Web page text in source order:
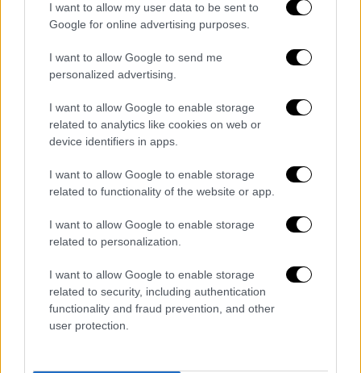
I want to allow my user data to be sent to
Google for online advertising purposes.
I want to allow Google to send me
personalized advertising.
I want to allow Google to enable storage
related to analytics like cookies on web or
device identifiers in apps.
I want to allow Google to enable storage
related to functionality of the website or app.
I want to allow Google to enable storage
related to personalization.
I want to allow Google to enable storage
related to security, including authentication
functionality and fraud prevention, and other
user protection.
δύο φορές βραβευμένος με Όσκαρ ηθοποιός
θυμήθηκε περιπτώσεις όπου: «Το πρώτο
πράγμα που βλέπω το πρωί είναι τα μάτια να
αναρωτιούνται τι θα κάνω για να τα κάνω
ευτυχισμένα εκείνη την ημέρα. Σπάνια
ανταποκρίθηκαν.», τόνισε ο ηθοποιός.
«Σε έναν από τους γάμους μου, ο θόρυβος
της ζωής στο παρασκήνιο ήταν σαν ένα «Real
Housewives of Beverly Hills» ή κάτι άλλο που
ονομαζόταν «Love Island». Ούτε που ήμουν
στο δωμάτιο - δεν το λέω για χαριτωμένο -
εγκέφαλό μου να συρρικνώνεται», είπε.
«Ήταν μια επίθεση».
Sean Penn — who's been divorced